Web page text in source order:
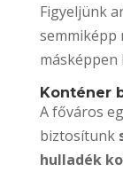
Figyeljünk
semmiképp
másképpen
Konténer
A főváros
biztosítunk
hulladék